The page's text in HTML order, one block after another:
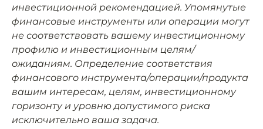
инвестиционной рекомендацией. Упомянутые
финансовые инструменты или операции могут
не соответствовать вашему инвестиционному
профилю и инвестиционным целям/
ожиданиям. Определение соответствия
финансового инструмента/операции/продукта
вашим интересам, целям, инвестиционному
горизонту и уровню допустимого риска
исключительно ваша задача.